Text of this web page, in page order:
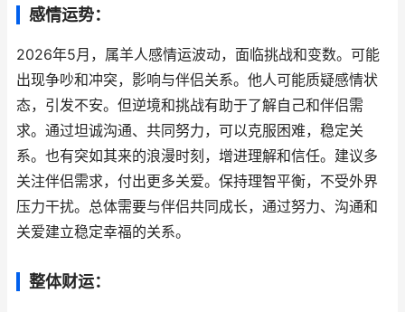
感情运势：
2026年5月，属羊人感情运波动，面临挑战和变数。可能
出现争吵和冲突，影响与伴侣关系。他人可能质疑感情状
态，引发不安。但逆境和挑战有助于了解自己和伴侣需
求。通过坦诚沟通、共同努力，可以克服困难，稳定关
系。也有突如其来的浪漫时刻，增进理解和信任。建议多
关注伴侣需求，付出更多关爱。保持理智平衡，不受外界
压力干扰。总体需要与伴侣共同成长，通过努力、沟通和
关爱建立稳定幸福的关系。
整体财运：